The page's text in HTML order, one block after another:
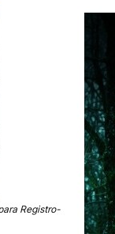
Registro-